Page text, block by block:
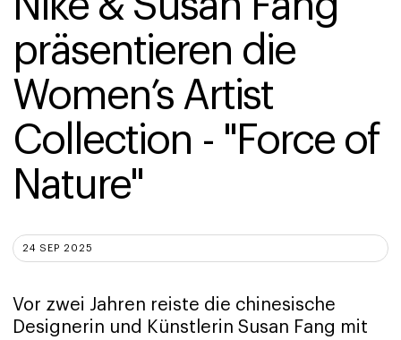
präsentieren die
Women’s Artist
Collection - "Force of
Nature"
24 SEP 2025
Vor zwei Jahren reiste die chinesische
Designerin und Künstlerin Susan Fang mit